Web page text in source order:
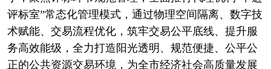
评标室”常态化管理模式，通过物理空间隔离、数字技
术赋能、交易流程优化，筑牢交易公平底线、提升服
务高效能级，全力打造阳光透明、规范便捷、公平公
正的公共资源交易环境，为全市经济社会高质量发展